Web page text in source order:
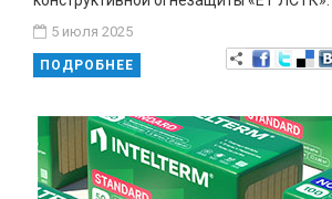
5 июля 2025
ПОДРОБНЕЕ